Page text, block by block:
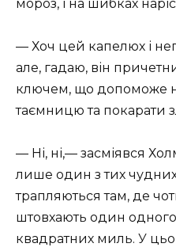
мороз, і на шибках
— Хоч цей капелюх і
але, гадаю, він
ключем, що допоможе
таємницю та покарати
— Ні, ні,— засміявся
лише один з тих
трапляються там, де
штовхають один одного
квадратних миль. У